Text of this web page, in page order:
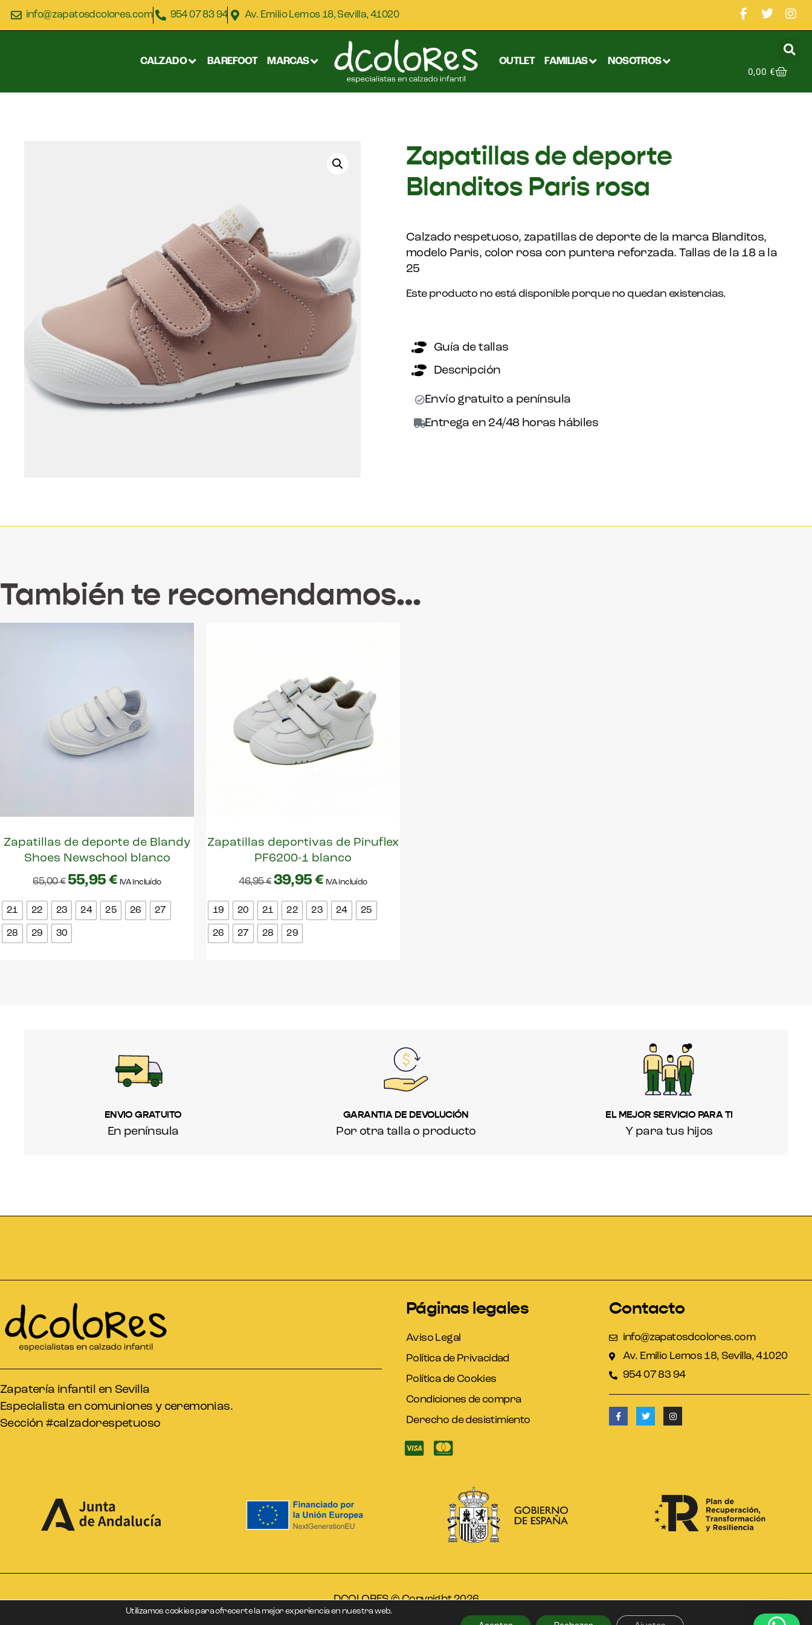
info@zapatosdcolores.com 954 07 83 94 Av. Emilio Lemos 18, Sevilla, 41020
CALZADO BAREFOOT MARCAS OUTLET FAMILIAS NOSOTROS
0,00 €
Zapatillas de deporte
Blanditos Paris rosa
Calzado respetuoso, zapatillas de deporte de la marca Blanditos,
modelo Paris, color rosa con puntera reforzada. Tallas de la 18 a la
25
Este producto no está disponible porque no quedan existencias.
Guía de tallas
Descripción
Envío gratuito a península
Entrega en 24/48 horas hábiles
También te recomendamos…
Zapatillas de deporte de Blandy
Shoes Newschool blanco
65,00€ 55,95€ IVA incluído
21 22 23 24 25 26 27
28 29 30
Zapatillas deportivas de Piruflex
PF6200-1 blanco
46,95€ 39,95€ IVA incluído
19 20 21 22 23 24 25
26 27 28 29
ENVIO GRATUITO
En península
GARANTIA DE DEVOLUCIÓN
Por otra talla o producto
EL MEJOR SERVICIO PARA TI
Y para tus hijos
Zapatería infantil en Sevilla
Especialista en comuniones y ceremonias.
Sección #calzadorespetuoso
Páginas legales
Aviso Legal
Política de Privacidad
Política de Cookies
Condiciones de compra
Derecho de desistimiento
Contacto
info@zapatosdcolores.com
Av. Emilio Lemos 18, Sevilla, 41020
954 07 83 94
DCOLORES © Copyright 2026
Utilizamos cookies para ofrecerte la mejor experiencia en nuestra web.